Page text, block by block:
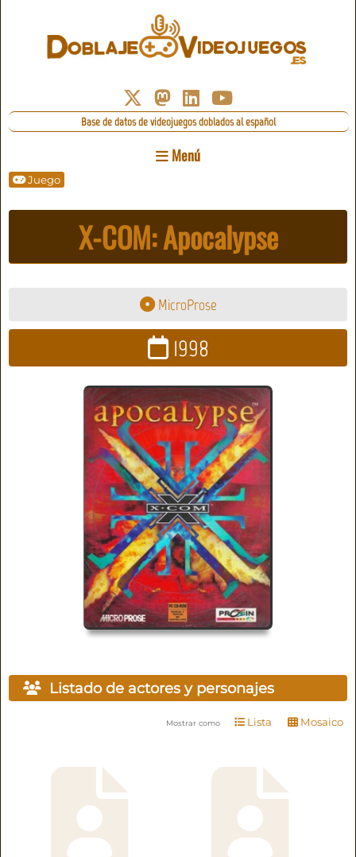
Base de datos de videojuegos doblados al español
Menú
Juego
X-COM: Apocalypse
MicroProse
1998
Listado de actores y personajes
Mostrar como Lista Mosaico